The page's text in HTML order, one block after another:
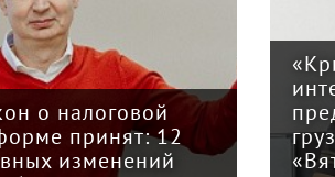
о налоговой
принят: 12
изменений